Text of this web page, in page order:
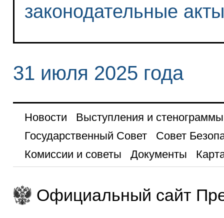
законодательные
31 июля 2025 года
Новости
Выступления и стенограммы
Государственный Совет
Совет
Комиссии и советы
Документы
Официальный сайт